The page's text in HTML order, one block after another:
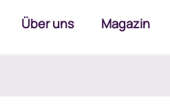
Über uns Magazin